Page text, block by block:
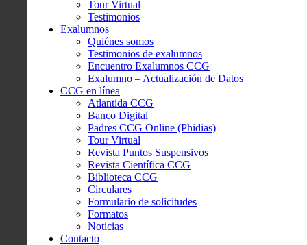
Tour Virtual
Testimonios
Exalumnos
Quiénes somos
Testimonios de exalumnos
Encuentro Exalumnos CCG
Exalumno – Actualización de Datos
CCG en línea
Atlantida CCG
Banco Digital
Padres CCG Online (Phidias)
Tour Virtual
Revista Puntos Suspensivos
Revista Científica CCG
Biblioteca CCG
Circulares
Formulario de solicitudes
Formatos
Noticias
Contacto